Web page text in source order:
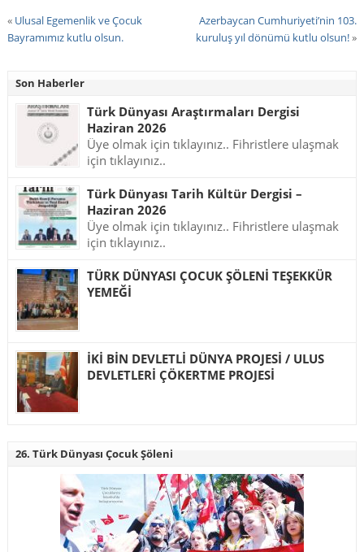
« Ulusal Egemenlik ve Çocuk
Bayramımız kutlu olsun.
Azerbaycan Cumhuriyeti’nin 103.
kuruluş yıl dönümü kutlu olsun!»
Son Haberler
Türk Dünyası Araştırmaları Dergisi
Haziran 2026
Üye olmak için tıklayınız.. Fihristlere ulaşmak
için tıklayınız..
Türk Dünyası Tarih Kültür Dergisi –
Haziran 2026
Üye olmak için tıklayınız.. Fihristlere ulaşmak
için tıklayınız..
TÜRK DÜNYASI ÇOCUK ŞÖLENİ TEŞEKKÜR
YEMEĞİ
İKİ BİN DEVLETLİ DÜNYA PROJESİ / ULUS
DEVLETLERİ ÇÖKERTME PROJESİ
26. Türk Dünyası Çocuk Şöleni